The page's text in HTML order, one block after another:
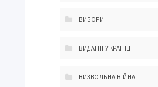
ВИБОРИ
ВИДАТНІ УКРАЇНЦІ
ВИЗВОЛЬНА ВІЙНА